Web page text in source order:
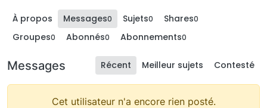
À propos Messages0 Sujets0 Shares0
Groupes0 Abonnés0 Abonnements0
Messages Récent Meilleur sujets Contesté
Cet utilisateur n'a encore rien posté.